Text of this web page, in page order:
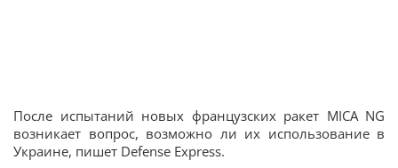
После испытаний новых французских ракет MICA NG
возникает вопрос, возможно ли их использование в
Украине, пишет Defense Express.